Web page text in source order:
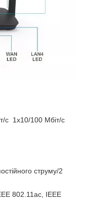
с 1x10/100 Мбіт/с
струму/2
802.11ac, IEEE